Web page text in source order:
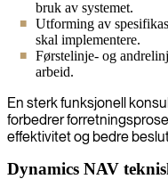
bruk av systemet.
Utforming av
skal implementere.
Førstelinje- og
arbeid.
En sterk funksjonell
forbedrer
effektivitet og bedre
Dynamics NAV